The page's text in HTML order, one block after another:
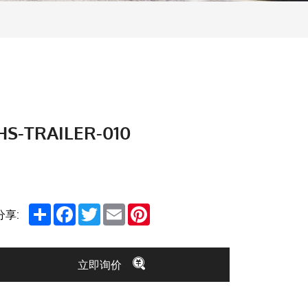
TRAILER-010
享: Share FacebookTwitterEmail
立即询价